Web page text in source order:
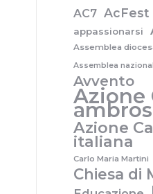
AC7 AcFest
appassionarsi
Assemblea
Assemblea
Avvento
Azione
Azione
italiana
Carlo Maria Martini
Chiesa di